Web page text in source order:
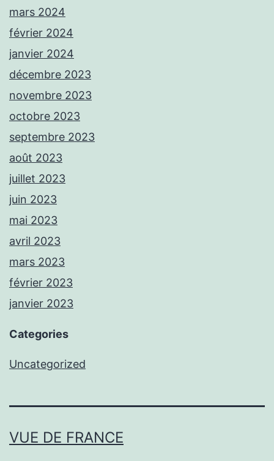
mars 2024
février 2024
janvier 2024
décembre 2023
novembre 2023
octobre 2023
septembre 2023
août 2023
juillet 2023
juin 2023
mai 2023
avril 2023
mars 2023
février 2023
janvier 2023
Categories
Uncategorized
VUE DE FRANCE